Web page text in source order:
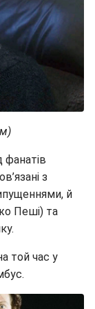
з
й
Пеші) та
той час у